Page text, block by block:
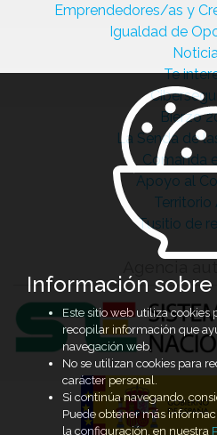
Emprendedores/as y
Igualdad de
Te
Bierzo
La Senda de
Comanda
Apoyo al
Territorio
Tusitio de
Información sobre
Este sitio web utiliza cookies
recopilar información que
navegación web.
No se utilizan cookies para
carácter personal.
Si continúa navegando,
Puede obtener más
la configuración, en nuestra